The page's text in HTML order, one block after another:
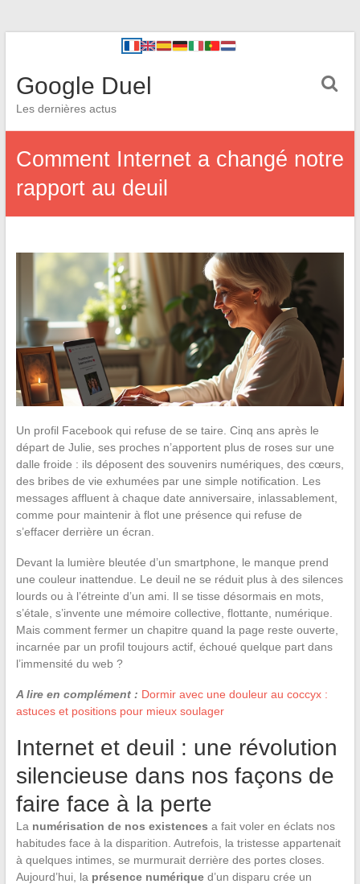
Google Duel
Les dernières actus
Comment Internet a changé notre
rapport au deuil
Un profil Facebook qui refuse de se taire. Cinq ans après le
départ de Julie, ses proches n’apportent plus de roses sur une
dalle froide : ils déposent des souvenirs numériques, des cœurs,
des bribes de vie exhumées par une simple notification. Les
messages affluent à chaque date anniversaire, inlassablement,
comme pour maintenir à flot une présence qui refuse de
s’effacer derrière un écran.
Devant la lumière bleutée d’un smartphone, le manque prend
une couleur inattendue. Le deuil ne se réduit plus à des silences
lourds ou à l’étreinte d’un ami. Il se tisse désormais en mots,
s’étale, s’invente une mémoire collective, flottante, numérique.
Mais comment fermer un chapitre quand la page reste ouverte,
incarnée par un profil toujours actif, échoué quelque part dans
l’immensité du web ?
A lire en complément : Dormir avec une douleur au coccyx :
astuces et positions pour mieux soulager
Internet et deuil : une révolution
silencieuse dans nos façons de
faire face à la perte
La numérisation de nos existences a fait voler en éclats nos
habitudes face à la disparition. Autrefois, la tristesse appartenait
à quelques intimes, se murmurait derrière des portes closes.
Aujourd’hui, la présence numériqued’un disparu crée un